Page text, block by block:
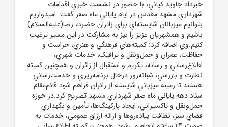
خبرداد.جاويد کياني، با حضور در نشست خبري اقدامات
شهرداري مشهد مقدس در ايام پاياني ماه صفر گفت: اميدواريم
بتوانيم ميزبانان شايسته‌اي براي زائران حضرت رضا(عليه‌السلام)
باشيم و همشهريان عزيز را نيز به مشارکت در اين مسير ترغيب
کنيم.وي اضافه کرد: کميته‌هاي فرهنگي و هنري، حراست و
حفاظت، عمران و حمل‌ونقل و ترافيک، خدمات شهري،
اطلاع‌رساني و رسانه، تکريم و استقبال از زائران و همچنين کميته
نظارت و بازرسي، شبانه‌روز درحال برنامه‌ريزي و خدمت‌رساني
هستند تا زمينه ميزباني شايسته از زائران فراهم شود.قائم‌مقام
ستاد دهه پاياني ماه صفر شهرداري مشهد تصريح کرد:در حوزه
حمل‌ونقل و تاکسيراني، ايجاد پارکينگ‌ها، تأمين و نگهداري
فضاي سبز، نظافت پياده‌روها و ارائه ارزاق عمومي، خدمات به